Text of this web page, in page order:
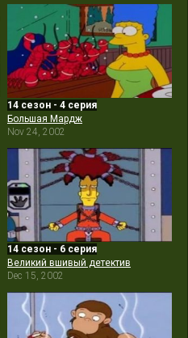
14 сезон - 4 серия
Большая Мардж
Nov 24, 2002
14 сезон - 6 серия
Великий вшивый детектив
Dec 15, 2002